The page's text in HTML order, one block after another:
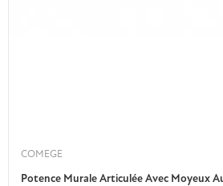
COMEGE
Potence Murale Articulée Avec Moyeux